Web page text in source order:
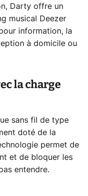
Darty offre un
musical Deezer
information, la
à domicile ou
la charge
sans fil de type
doté de la
permet de
et de bloquer les
entendre.